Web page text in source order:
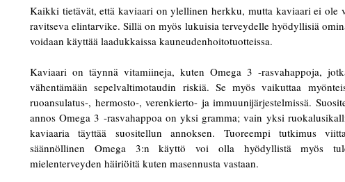
Kaikki tietävät, että kaviaari on ylellinen herkku, mutta kaviaari ei ole
ravitseva elintarvike. Sillä on myös lukuisia terveydelle hyödyllisiä
voidaan käyttää laadukkaissa kauneudenhoitotuotteissa.
Kaviaari on täynnä vitamiineja, kuten Omega 3 -rasvahappoja,
vähentämään sepelvaltimotaudin riskiä. Se myös vaikuttaa
ruoansulatus-, hermosto-, verenkierto- ja immuunijärjestelmissä.
annos Omega 3 -rasvahappoa on yksi gramma; vain yksi
kaviaaria täyttää suositellun annoksen. Tuoreempi tutkimus
säännöllinen Omega 3:n käyttö voi olla hyödyllistä myös
mielenterveyden häiriöitä kuten masennusta vastaan.